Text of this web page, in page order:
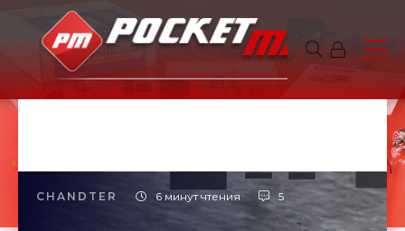
CHANDTER 6 минут чтения 5